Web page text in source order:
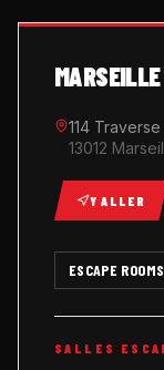
114
13012
Y ALLER
ESCAPE ROOMS
SALLES